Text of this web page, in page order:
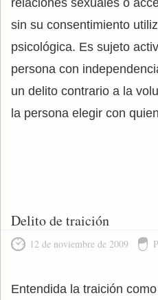
relaciones sexuales o
sin su consentimiento
psicológica. Es sujeto
persona con
un delito contrario a la
la persona elegir con
Delito de traición
12 de noviembre de 2009
Entendida la traición